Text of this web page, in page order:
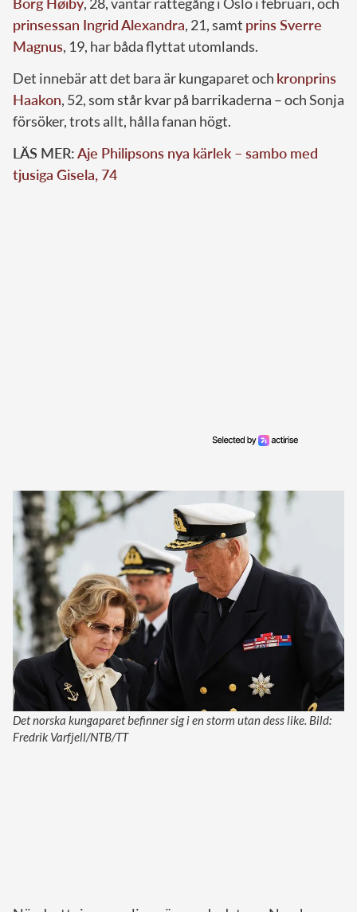
prinsessan Ingrid Alexandra, 21, samt prins Sverre
Magnus, 19, har båda flyttat utomlands.
Det innebär att det bara är kungaparet och kronprins
Haakon, 52, som står kvar på barrikaderna – och Sonja
försöker, trots allt, hålla fanan högt.
LÄS MER:Aje Philipsons nya kärlek – sambo med
tjusiga Gisela, 74
Det norska kungaparet befinner sig i en storm utan dess like. Bild:
Fredrik Varfjell/NTB/TT